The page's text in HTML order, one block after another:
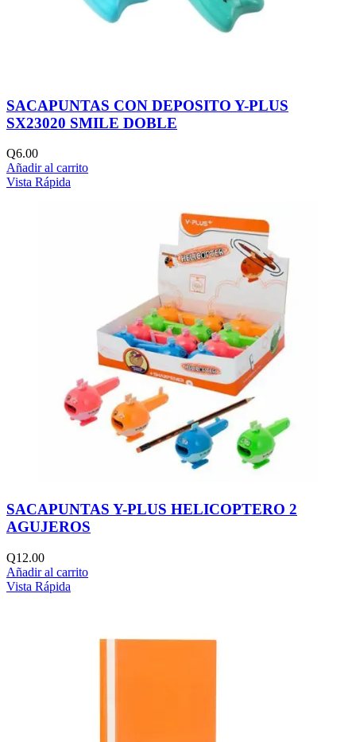
SACAPUNTAS CON DEPOSITO Y-PLUS
SX23020 SMILE DOBLE
Q6.00
Añadir al carrito
Vista Rápida
SACAPUNTAS Y-PLUS HELICOPTERO 2
AGUJEROS
Q12.00
Añadir al carrito
Vista Rápida